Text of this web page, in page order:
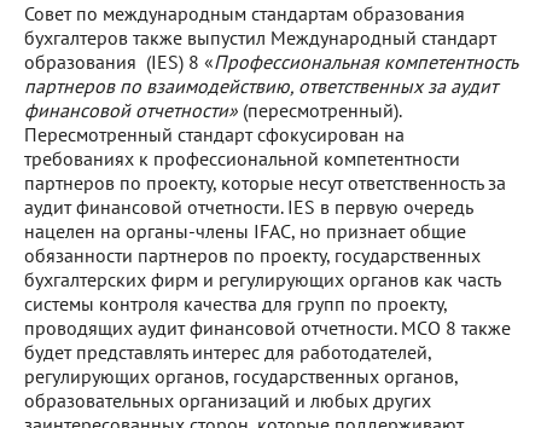
Совет по международным стандартам образования
бухгалтеров также выпустил Международный стандарт
образования (IES) 8 «Профессиональная компетентность
партнеров по взаимодействию, ответственных за аудит
финансовой отчетности» (пересмотренный).
Пересмотренный стандарт сфокусирован на
требованиях к профессиональной компетентности
партнеров по проекту, которые несут ответственность за
аудит финансовой отчетности. IES в первую очередь
нацелен на органы-члены IFAC, но признает общие
обязанности партнеров по проекту, государственных
бухгалтерских фирм и регулирующих органов как часть
системы контроля качества для групп по проекту,
проводящих аудит финансовой отчетности. МСО 8 также
будет представлять интерес для работодателей,
регулирующих органов, государственных органов,
образовательных организаций и любых других